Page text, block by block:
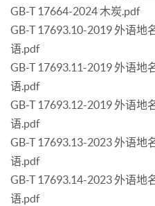
GB-T 17664-2024 木炭.pdf
GB-T 17693.10-2019 外语地
语.pdf
GB-T 17693.11-2019 外语地
语.pdf
GB-T 17693.12-2019 外语地
语.pdf
GB-T 17693.13-2023 外语地
语.pdf
GB-T 17693.14-2023 外语地
语.pdf